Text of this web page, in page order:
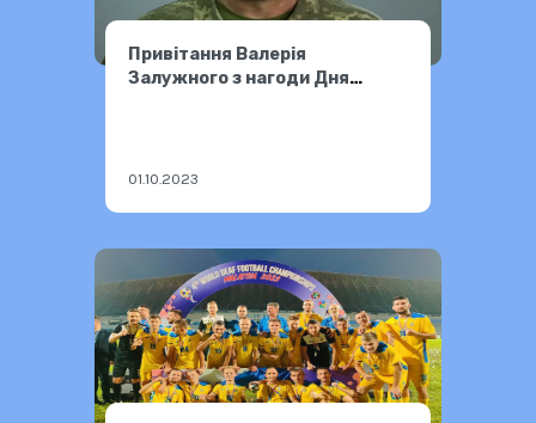
Привітання Валерія
Залужного з нагоди Дня
01.10.2023